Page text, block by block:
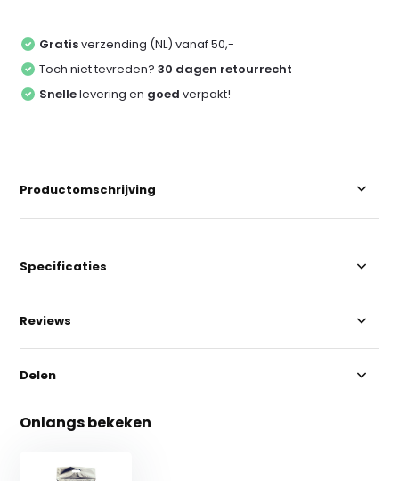
Gratisverzending (NL) vanaf 50,-
Toch niet tevreden?30 dagen retourrecht
Snellelevering en goed verpakt!
Productomschrijving
Specificaties
Reviews
Delen
Onlangs bekeken